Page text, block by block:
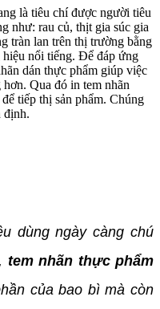
là tiêu chí được người tiêu
như: rau củ, thịt gia súc gia
tràn lan trên thị trường bằng
hiệu nổi tiếng. Để đáp ứng
dán thực phẩm giúp việc
Qua đó in tem nhãn
tiếp thị sản phẩm. Chúng
định.
ngày càng chú
tem nhãn thực phẩm
của bao bì mà còn